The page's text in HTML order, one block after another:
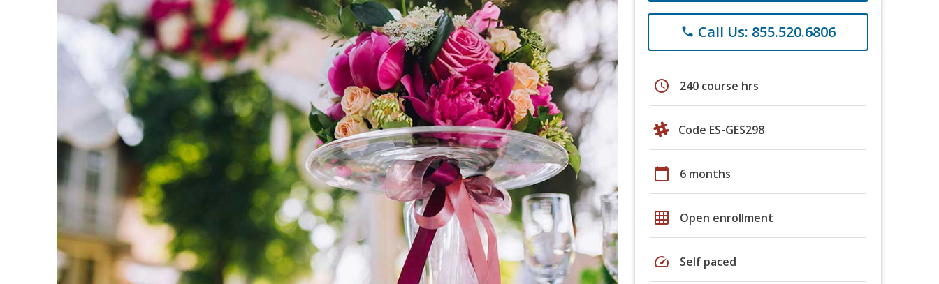
phone Call Us: 855.520.6806
schedule 240 course hrs
Code ES-GES298
calendar_today 6 months
grid_on Open enrollment
speed Self paced